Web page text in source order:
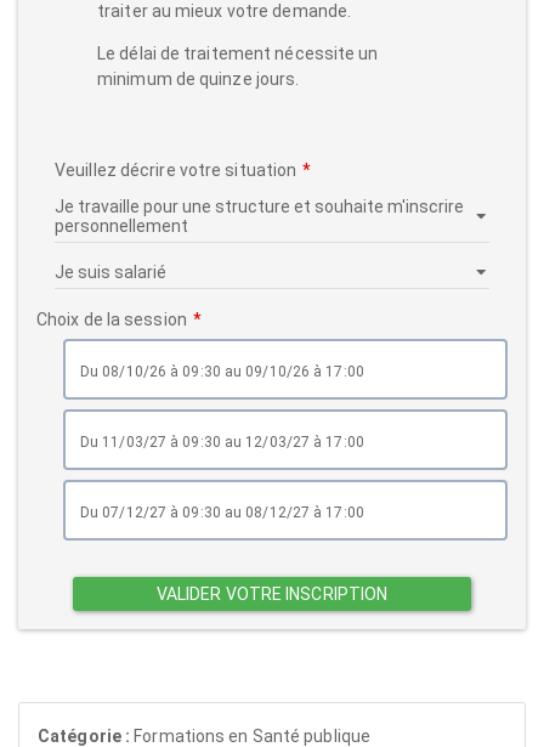
traiter au mieux votre demande.
Le délai de traitement nécessite un
minimum de quinze jours.
Veuillez décrire votre situation
Choix de la session
du 08/10/26 à 09:30 au 09/10/26 à 17:00
du 11/03/27 à 09:30 au 12/03/27 à 17:00
du 07/12/27 à 09:30 au 08/12/27 à 17:00
VALIDER VOTRE INSCRIPTION
Catégorie : Formations en Santé publique